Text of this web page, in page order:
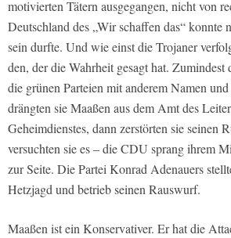
motivierten Tätern ausgegangen, nicht von
Deutschland des „Wir schaffen das“ konnte
sein durfte. Und wie einst die Trojaner
den, der die Wahrheit gesagt hat. Zumindest
die grünen Parteien mit anderem Namen
drängten sie Maaßen aus dem Amt des
Geheimdienstes, dann zerstörten sie seinen
versuchten sie es – die CDU sprang ihrem
zur Seite. Die Partei Konrad Adenauers
Hetzjagd und betrieb seinen Rauswurf.
Maaßen ist ein Konservativer. Er hat die